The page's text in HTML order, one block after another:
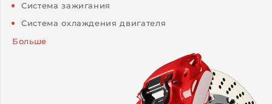
Система зажигания
Система охлаждения двигателя
Больше